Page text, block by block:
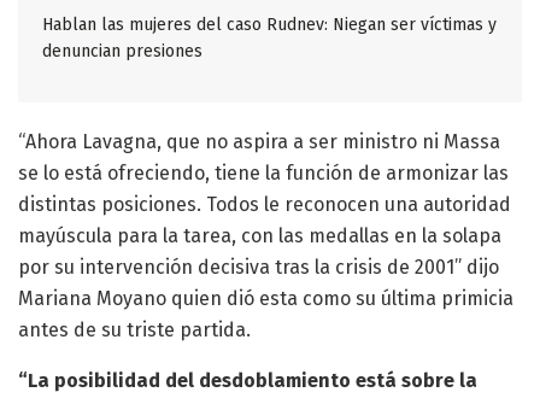
Hablan las mujeres del caso Rudnev: Niegan ser víctimas y
denuncian presiones
“Ahora Lavagna, que no aspira a ser ministro ni Massa
se lo está ofreciendo, tiene la función de armonizar las
distintas posiciones. Todos le reconocen una autoridad
mayúscula para la tarea, con las medallas en la solapa
por su intervención decisiva tras la crisis de 2001” dijo
Mariana Moyano quien dió esta como su última primicia
antes de su triste partida.
“La posibilidad del desdoblamiento está sobre la